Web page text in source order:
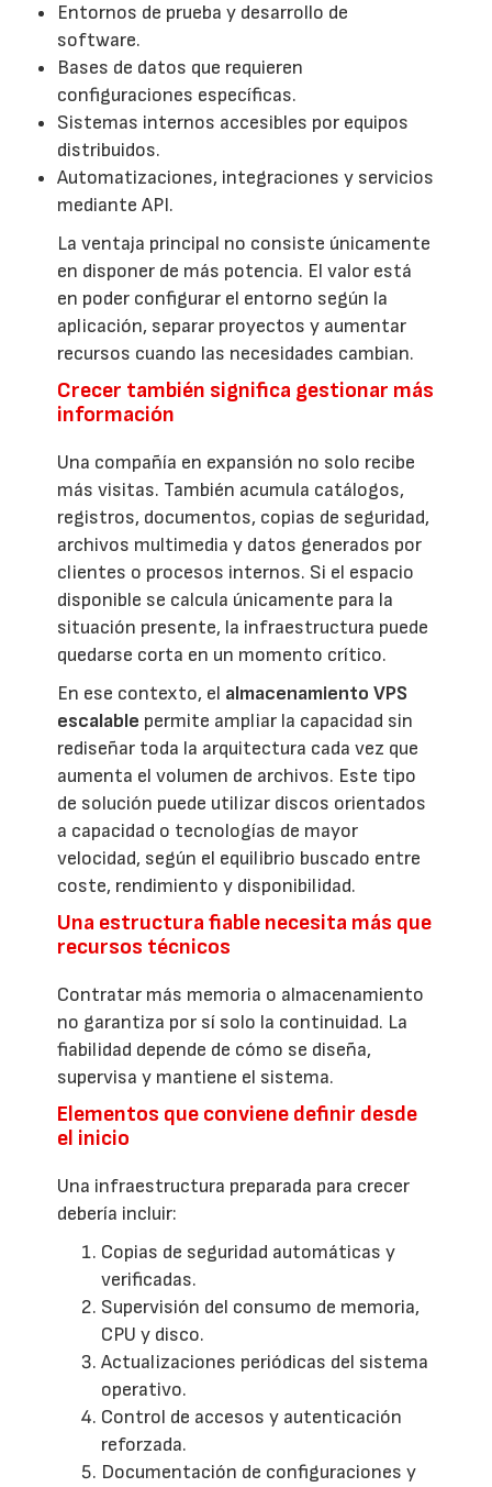
Entornos de prueba y desarrollo de
software.
Bases de datos que requieren
configuraciones específicas.
Sistemas internos accesibles por equipos
distribuidos.
Automatizaciones, integraciones y servicios
mediante API.
La ventaja principal no consiste únicamente
en disponer de más potencia. El valor está
en poder configurar el entorno según la
aplicación, separar proyectos y aumentar
recursos cuando las necesidades cambian.
Crecer también significa gestionar más
información
Una compañía en expansión no solo recibe
más visitas. También acumula catálogos,
registros, documentos, copias de seguridad,
archivos multimedia y datos generados por
clientes o procesos internos. Si el espacio
disponible se calcula únicamente para la
situación presente, la infraestructura puede
quedarse corta en un momento crítico.
En ese contexto, el almacenamiento VPS
escalable permite ampliar la capacidad sin
rediseñar toda la arquitectura cada vez que
aumenta el volumen de archivos. Este tipo
de solución puede utilizar discos orientados
a capacidad o tecnologías de mayor
velocidad, según el equilibrio buscado entre
coste, rendimiento y disponibilidad.
Una estructura fiable necesita más que
recursos técnicos
Contratar más memoria o almacenamiento
no garantiza por sí solo la continuidad. La
fiabilidad depende de cómo se diseña,
supervisa y mantiene el sistema.
Elementos que conviene definir desde
el inicio
Una infraestructura preparada para crecer
debería incluir:
Copias de seguridad automáticas y
verificadas.
Supervisión del consumo de memoria,
CPU y disco.
Actualizaciones periódicas del sistema
operativo.
Control de accesos y autenticación
reforzada.
Documentación de configuraciones y